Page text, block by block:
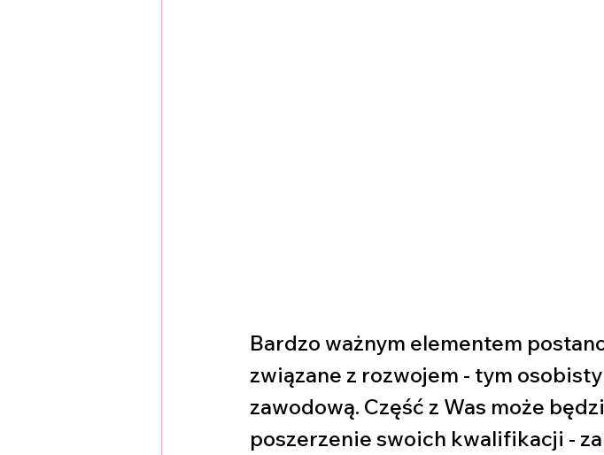
Bardzo ważnym elementem
związane z rozwojem - tym
zawodową. Część z Was może
poszerzenie swoich kwalifikacji -